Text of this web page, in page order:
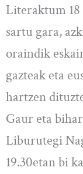
Literaktum
sartu gara,
oraindik
gazteak eta
hartzen
Gaur eta
Liburutegi
19.30etan bi